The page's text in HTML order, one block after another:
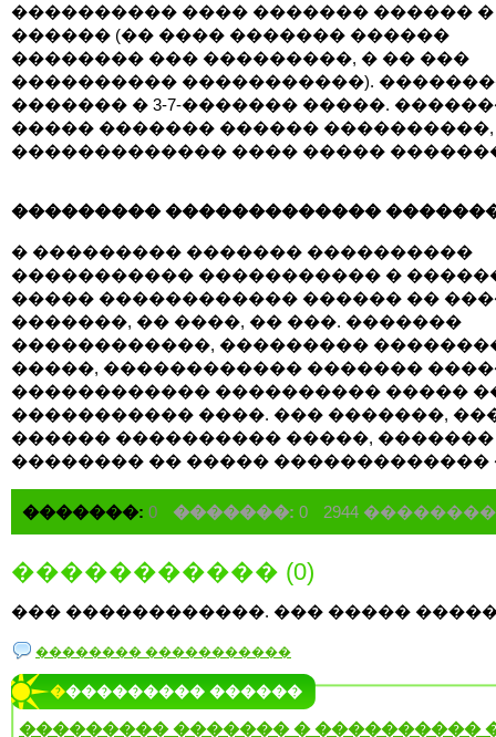
���������� ���� ������� ������ �
������ (�� ���� ������� ������
�������� ��� ���������, � �� ���
���������� �����������).
������� � 3-7-������� �����.
����� ������� ������
������������� ���� �����
��������� �������������
� ��������� ������� ����������
����������� ����������� �
����� ������������ ������ ��
�������, �� ����, �� ���. �������
������������, ���������
�����, ������������ �������
������������ ���������� �����
����������� ����. ��� �������,
������ ���������� �����, �������
�������� �� ����� �������������
�������: 0 �������: 0 2944
����������� (0)
��� ������������. ��� �����
�������� �����������
���������� ������
��������� ������� � ����������